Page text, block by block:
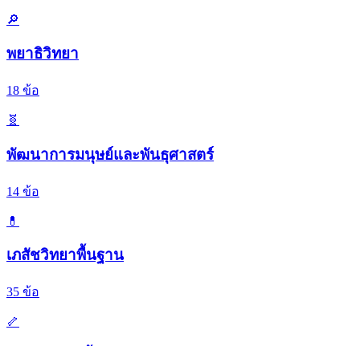
🔎
พยาธิวิทยา
18 ข้อ
🧬
พัฒนาการมนุษย์และพันธุศาสตร์
14 ข้อ
💊
เภสัชวิทยาพื้นฐาน
35 ข้อ
🦴